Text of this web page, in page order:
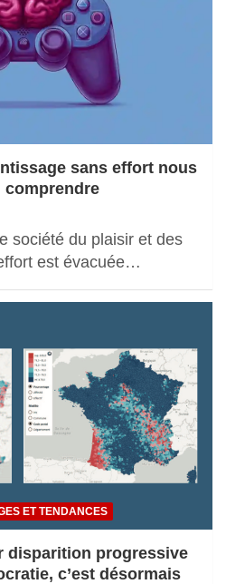
sans effort nous
comprendre
société du plaisir et des
est évacuée…
ET TENDANCES
disparition progressive
c’est désormais